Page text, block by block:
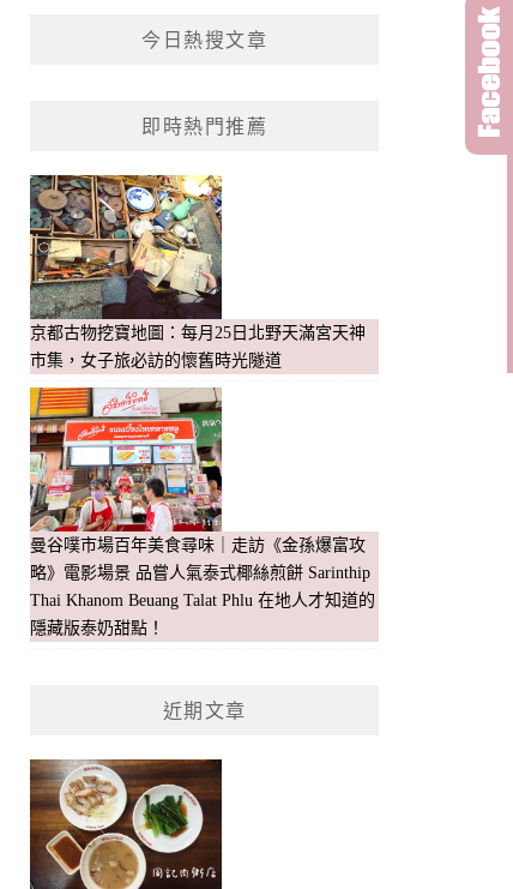
今日熱搜文章
即時熱門推薦
京都古物挖寶地圖：每月25日北野天滿宮天神
市集，女子旅必訪的懷舊時光隧道
曼谷噗市場百年美食尋味｜走訪《金孫爆富攻
略》電影場景 品嘗人氣泰式椰絲煎餅 Sarinthip
Thai Khanom Beuang Talat Phlu 在地人才知道的
隱藏版泰奶甜點！
近期文章